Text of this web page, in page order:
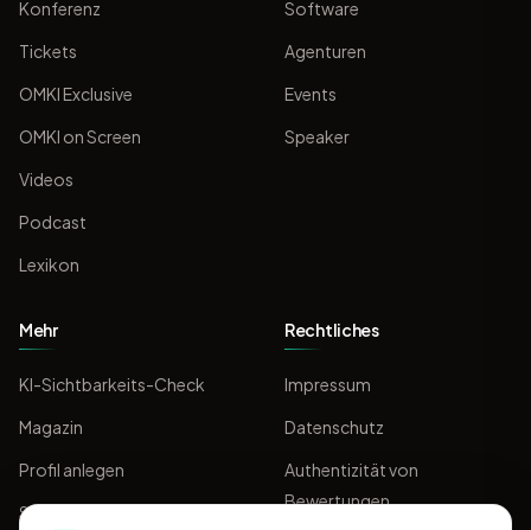
Konferenz
Tickets
OMKI Exclusive
OMKI on Screen
Videos
Podcast
Lexikon
Software
Agenturen
Events
Speaker
Mehr
KI-Sichtbarkeits-Check
Magazin
Profil anlegen
Sponsoring
Rechtliches
Impressum
Datenschutz
Authentizität von
Bewertungen